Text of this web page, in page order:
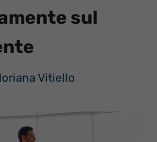
sul
Vitiello